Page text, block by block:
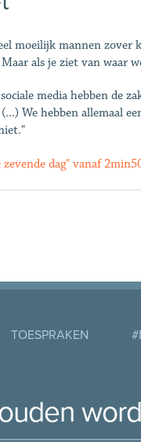
moeilijk mannen zover
als je ziet van waar
media hebben de
We hebben allemaal
dag" vanaf
TOESPRAKEN